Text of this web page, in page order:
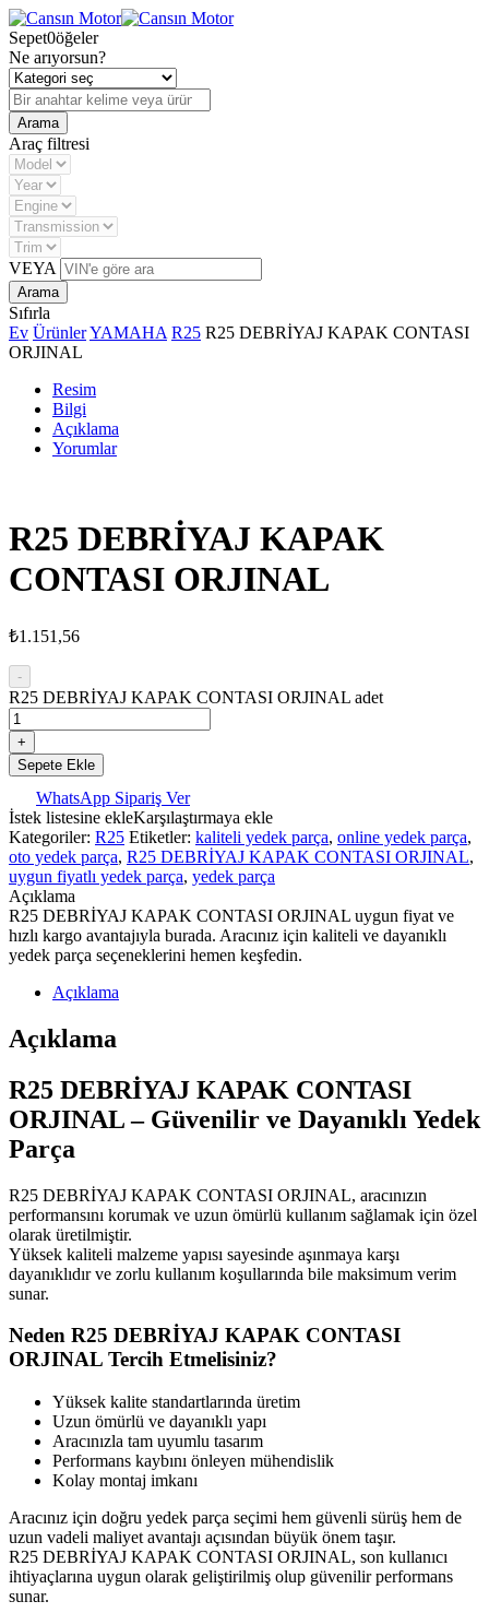
Sepet0öğeler
Ne arıyorsun?
Araç filtresi
VEYA
Sıfırla
Ev ÜrünlerYAMAHA R25 R25 DEBRİYAJ KAPAK CONTASI
ORJINAL
Resim
Bilgi
Açıklama
Yorumlar
R25 DEBRİYAJ KAPAK
CONTASI ORJINAL
₺1.151,56
-
R25 DEBRİYAJ KAPAK CONTASI ORJINAL adet
+
Sepete Ekle
WhatsApp Sipariş Ver
İstek listesine ekleKarşılaştırmaya ekle
Kategoriler: R25 Etiketler: kaliteli yedek parça, online yedek parça,
oto yedek parça, R25 DEBRİYAJ KAPAK CONTASI ORJINAL,
uygun fiyatlı yedek parça, yedek parça
Açıklama
R25 DEBRİYAJ KAPAK CONTASI ORJINAL uygun fiyat ve
hızlı kargo avantajıyla burada. Aracınız için kaliteli ve dayanıklı
yedek parça seçeneklerini hemen keşfedin.
Açıklama
Açıklama
R25 DEBRİYAJ KAPAK CONTASI
ORJINAL – Güvenilir ve Dayanıklı Yedek
Parça
R25 DEBRİYAJ KAPAK CONTASI ORJINAL, aracınızın
performansını korumak ve uzun ömürlü kullanım sağlamak için özel
olarak üretilmiştir.
Yüksek kaliteli malzeme yapısı sayesinde aşınmaya karşı
dayanıklıdır ve zorlu kullanım koşullarında bile maksimum verim
sunar.
Neden R25 DEBRİYAJ KAPAK CONTASI
ORJINAL Tercih Etmelisiniz?
Yüksek kalite standartlarında üretim
Uzun ömürlü ve dayanıklı yapı
Aracınızla tam uyumlu tasarım
Performans kaybını önleyen mühendislik
Kolay montaj imkanı
Aracınız için doğru yedek parça seçimi hem güvenli sürüş hem de
uzun vadeli maliyet avantajı açısından büyük önem taşır.
R25 DEBRİYAJ KAPAK CONTASI ORJINAL, son kullanıcı
ihtiyaçlarına uygun olarak geliştirilmiş olup güvenilir performans
sunar.